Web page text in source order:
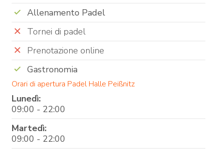
Allenamento Padel
Tornei di padel
Prenotazione online
Gastronomia
Orari di apertura Padel Halle Peißnitz
Lunedì:
09:00 - 22:00
Martedì:
09:00 - 22:00